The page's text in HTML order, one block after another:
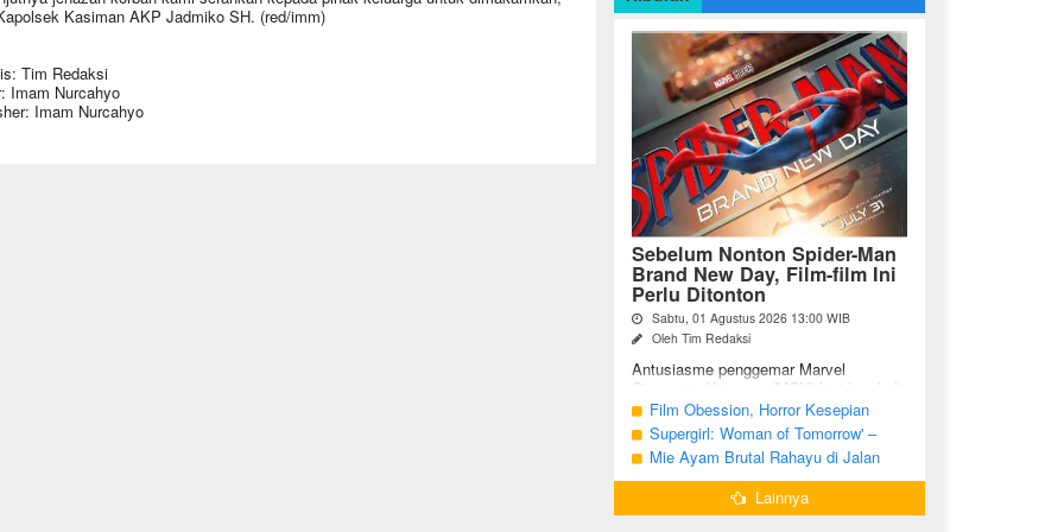
Kasiman AKP Jadmiko SH. (red/imm)
Tim Redaksi
Imam Nurcahyo
Imam Nurcahyo
Sebelum Nonton Spider-Man
Brand New Day, Film-film Ini
Perlu Ditonton
Sabtu, 01 Agustus 2026 13:00 WIB
Oleh Tim Redaksi
Antusiasme penggemar Marvel
Cinematic Universe (MCU) kini kembali
meningkat seiring tayangnya
petualangan terbaru Spider-Man Brand
New Day. Bagi penggemar garis ...
Film Obession, Horror Kesepian
Generasi Saat Ini
Supergirl: Woman of Tomorrow' –
Potensi yang Terperangkap dalam
Narasi Generik
Mie Ayam Brutal Rahayu di Jalan
Pemuda Bojonegoro, Kuliner dengan
Banyak Pilihan Menu
Lainnya